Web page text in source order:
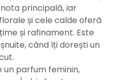
principală, iar
și cele calde oferă
și rafinament. Este
când îți dorești un
un parfum feminin,